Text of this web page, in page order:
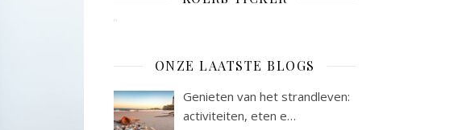
ONZE LAATSTE BLOGS
Genieten van het strandleven:
activiteiten, eten e…